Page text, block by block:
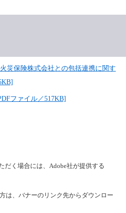
災保険株式会社との包括連携に関す
ファイル／517KB]
だく場合には、Adobe社が提供する
は、バナーのリンク先からダウンロー